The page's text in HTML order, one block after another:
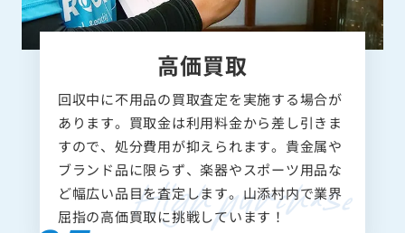
高価買取
回収中に不用品の買取査定を実施する場合が
あります。買取金は利用料金から差し引きま
すので、処分費用が抑えられます。貴金属や
ブランド品に限らず、楽器やスポーツ用品な
ど幅広い品目を査定します。山添村内で業界
屈指の高価買取に挑戦しています！